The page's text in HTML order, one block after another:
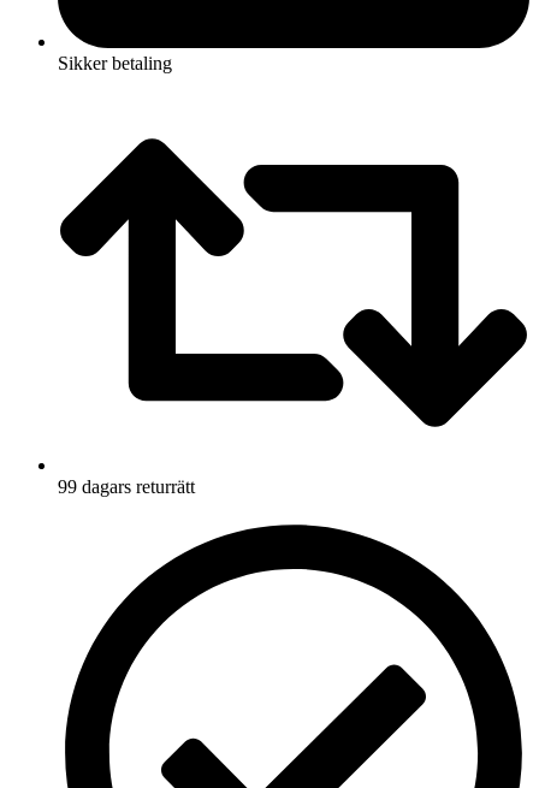
Sikker betaling
99 dagars returrätt